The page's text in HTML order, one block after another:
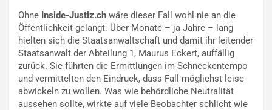
Ohne Inside-Justiz.ch wäre dieser Fall wohl nie an die
Öffentlichkeit gelangt. Über Monate – ja Jahre – lang
hielten sich die Staatsanwaltschaft und damit ihr l eitender
Staatsanwalt der Abteilung 1, Maurus Eckert, auffällig
zurück. Sie führten die Ermittlungen im Schneckentempo
und vermittelten den Eindruck, dass Fall möglichst leise
abwickeln zu wollen. Was wie behördliche Neutralität
aussehen sollte, wirkte auf viele Beobachter schlicht wie